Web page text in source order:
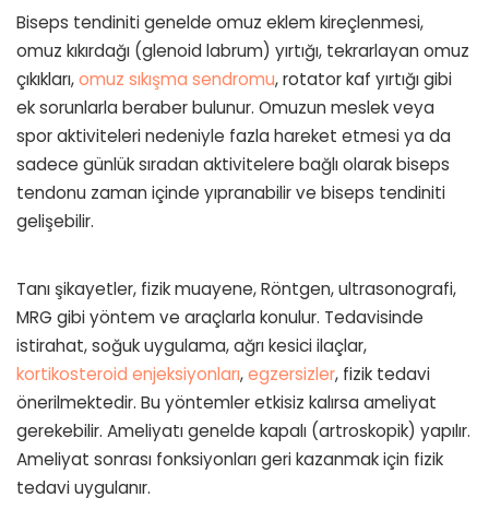
Biseps tendiniti genelde omuz eklem kireçlenmesi,
omuz kıkırdağı (glenoid labrum) yırtığı, tekrarlayan omuz
çıkıkları,omuz sıkışma sendromu, rotator kaf yırtığı gibi
ek sorunlarla beraber bulunur. Omuzun meslek veya
spor aktiviteleri nedeniyle fazla hareket etmesi ya da
sadece günlük sıradan aktivitelere bağlı olarak biseps
tendonu zaman içinde yıpranabilir ve biseps tendiniti
gelişebilir.
Tanı şikayetler, fizik muayene, Röntgen, ultrasonografi,
MRG gibi yöntem ve araçlarla konulur. Tedavisinde
istirahat, soğuk uygulama, ağrı kesici ilaçlar,
kortikosteroid enjeksiyonları,egzersizler, fizik tedavi
önerilmektedir. Bu yöntemler etkisiz kalırsa ameliyat
gerekebilir. Ameliyatı genelde kapalı (artroskopik) yapılır.
Ameliyat sonrası fonksiyonları geri kazanmak için fizik
tedavi uygulanır.